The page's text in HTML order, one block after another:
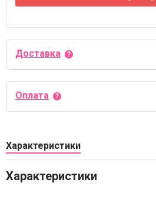
Доставка
Оплата
Характеристики
Характеристики